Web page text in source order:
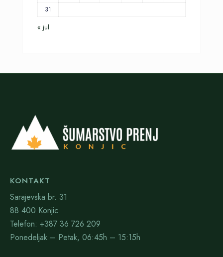
31
« jul
KONTAKT
Sarajevska br. 31
88 400 Konjic
Telefon: +387 36 726 209
Ponedeljak – Petak, 06:45h – 15:15h